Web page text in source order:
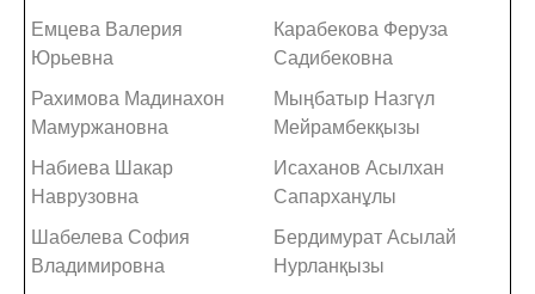
Емцева Валерия
Юрьевна
Карабекова Феруза
Садибековна
Рахимова Мадинахон
Мамуржановна
Мыңбатыр Назгүл
Мейрамбекқызы
Набиева Шакар
Наврузовна
Исаханов Асылхан
Сапарханұлы
Шабелева София
Владимировна
Бердимурат Асылай
Нурланқызы